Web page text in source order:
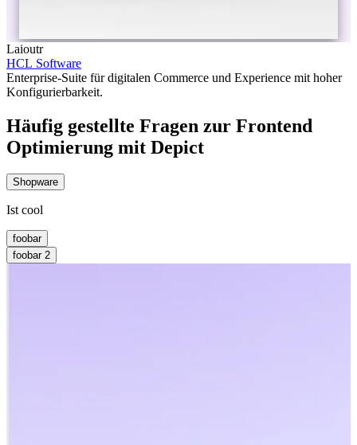
Laioutr
HCL Software
Enterprise-Suite für digitalen Commerce und Experience mit hoher
Konfigurierbarkeit.
Häufig gestellte Fragen zur Frontend
Optimierung mit Depict
Shopware
Ist cool
foobar
foobar 2